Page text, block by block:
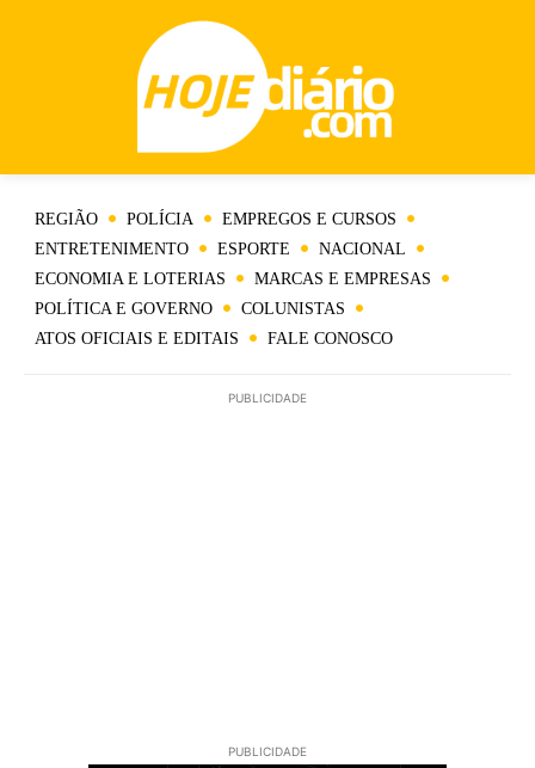
REGIÃO POLÍCIA
EMPREGOS E CURSOS
ENTRETENIMENTO
ESPORTE
NACIONAL
ECONOMIA E LOTERIAS
MARCAS E EMPRESAS
POLÍTICA E GOVERNO
COLUNISTAS
ATOS OFICIAIS E EDITAIS
FALE CONOSCO
PUBLICIDADE
PUBLICIDADE